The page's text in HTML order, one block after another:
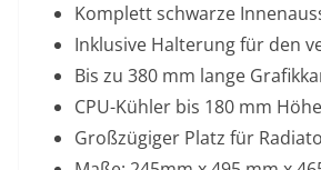
Komplett schwarze
Inklusive Halterung für den
Bis zu 380 mm lange
CPU-Kühler bis 180 mm Höhe
Großzügiger Platz für